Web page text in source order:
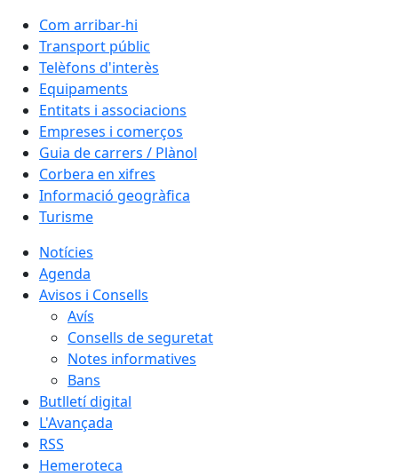
Com arribar-hi
Transport públic
Telèfons d'interès
Equipaments
Entitats i associacions
Empreses i comerços
Guia de carrers / Plànol
Corbera en xifres
Informació geogràfica
Turisme
Notícies
Agenda
Avisos i Consells
Avís
Consells de seguretat
Notes informatives
Bans
Butlletí digital
L'Avançada
RSS
Hemeroteca